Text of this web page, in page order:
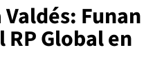
Funan
Global en